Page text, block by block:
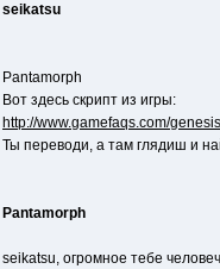
seikatsu
Pantamorph
Вот здесь скрипт из игры:
http://www.gamefaqs.com/
Ты переводи, а там глядиш и
Pantamorph
seikatsu, огромное тебе